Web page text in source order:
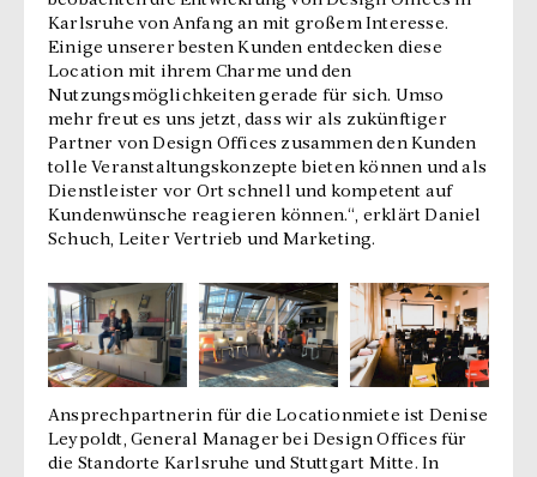
Karlsruhe von Anfang an mit großem Interesse.
Einige unserer besten Kunden entdecken diese
Location mit ihrem Charme und den
Nutzungsmöglichkeiten gerade für sich. Umso
mehr freut es uns jetzt, dass wir als zukünftiger
Partner von Design Offices zusammen den Kunden
tolle Veranstaltungskonzepte bieten können und als
Dienstleister vor Ort schnell und kompetent auf
Kundenwünsche reagieren können.“, erklärt Daniel
Schuch, Leiter Vertrieb und Marketing.
Ansprechpartnerin für die Locationmiete ist Denise
Leypoldt, General Manager bei Design Offices für
die Standorte Karlsruhe und Stuttgart Mitte. In